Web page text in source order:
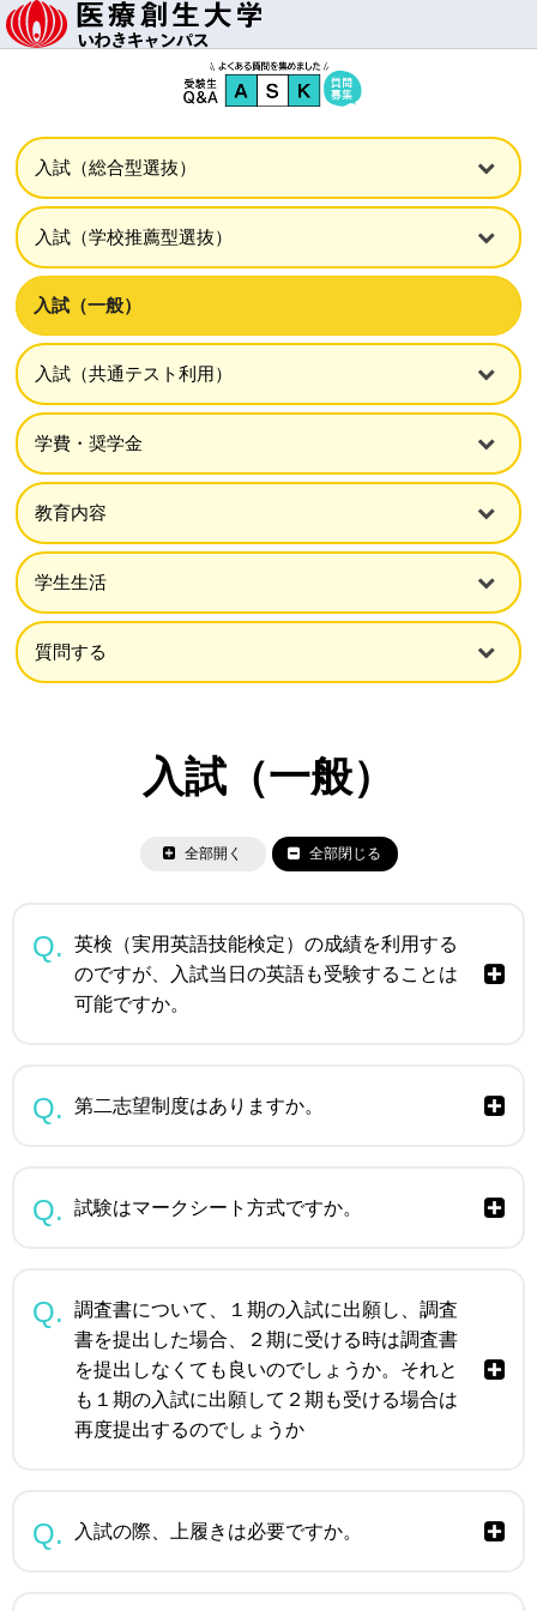
入試（総合型選抜）
入試（学校推薦型選抜）
入試（一般）
入試（共通テスト利用）
学費・奨学金
教育内容
学生生活
質問する
入試（一般）
全部開く 全部閉じる
英検（実用英語技能検定）の成績を利用する
のですが、入試当日の英語も受験することは
可能ですか。
第二志望制度はありますか。
試験はマークシート方式ですか。
調査書について、１期の入試に出願し、調査
書を提出した場合、２期に受ける時は調査書
を提出しなくても良いのでしょうか。それと
も１期の入試に出願して２期も受ける場合は
再度提出するのでしょうか
入試の際、上履きは必要ですか。